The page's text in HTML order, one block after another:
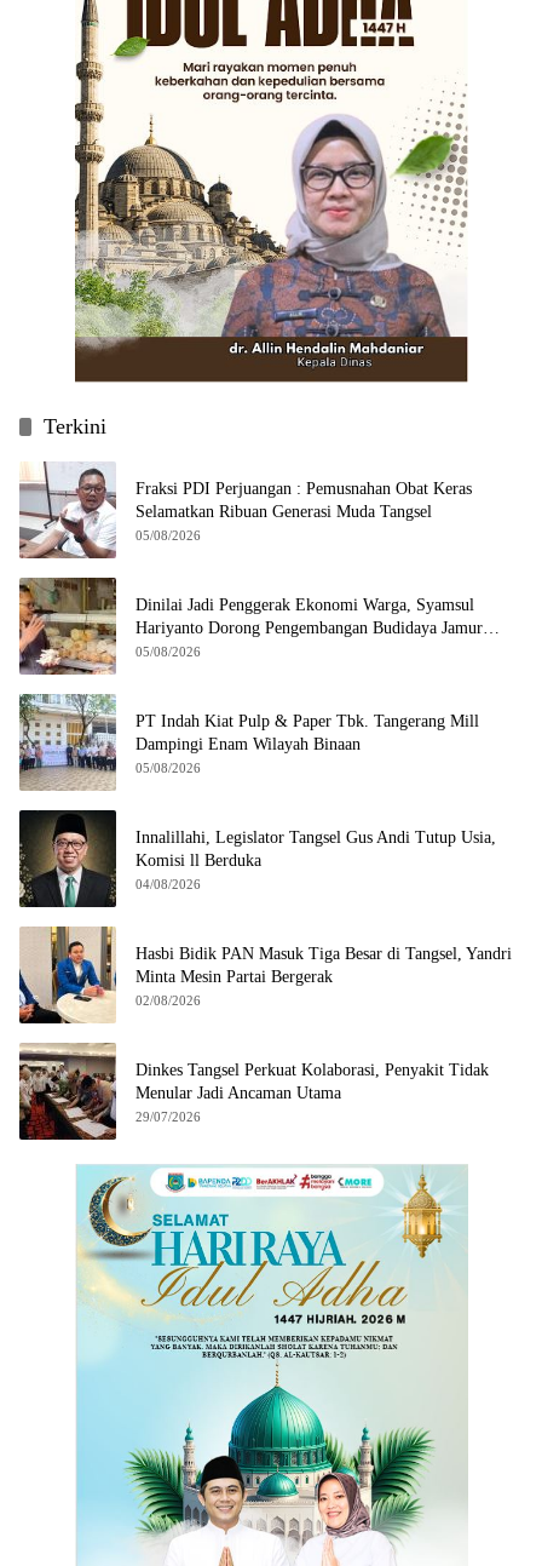
Terkini
Fraksi PDI Perjuangan : Pemusnahan Obat Keras
Selamatkan Ribuan Generasi Muda Tangsel
05/08/2026
Dinilai Jadi Penggerak Ekonomi Warga, Syamsul
Hariyanto Dorong Pengembangan Budidaya Jamur
Crispy di Serpong
05/08/2026
PT Indah Kiat Pulp & Paper Tbk. Tangerang Mill
Dampingi Enam Wilayah Binaan
05/08/2026
Innalillahi, Legislator Tangsel Gus Andi Tutup Usia,
Komisi ll Berduka
04/08/2026
Hasbi Bidik PAN Masuk Tiga Besar di Tangsel, Yandri
Minta Mesin Partai Bergerak
02/08/2026
Dinkes Tangsel Perkuat Kolaborasi, Penyakit Tidak
Menular Jadi Ancaman Utama
29/07/2026